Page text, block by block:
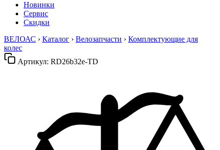
Новинки
Сервис
Скидки
ВЕЛОАС › Каталог › Велозапчасти › Комплектующие для
колес
Артикул: RD26b32e-TD